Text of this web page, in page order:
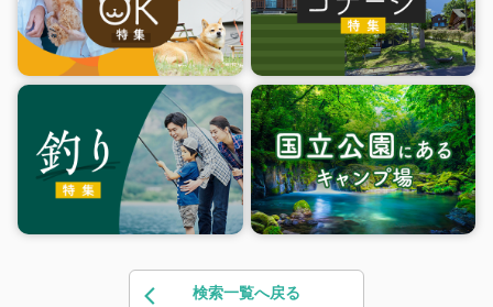
検索一覧へ戻る